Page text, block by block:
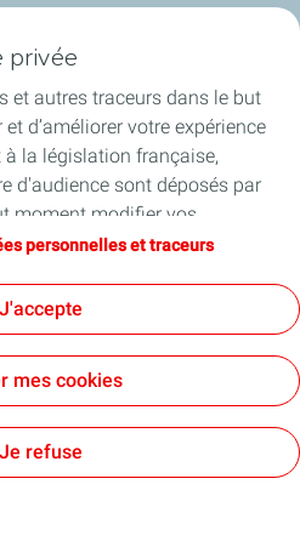
conforme
2026
privée
et autres traceurs dans le but
d’améliorer votre expérience
la législation française,
d'audience sont déposés par
moment modifier vos
sur le bouton « Gérer
des cookies. Dans le
refuse », seuls les cookies
bon fonctionnement du site
vous pouvez
personnelles et traceurs
J'accepte
mes cookies
Je refuse